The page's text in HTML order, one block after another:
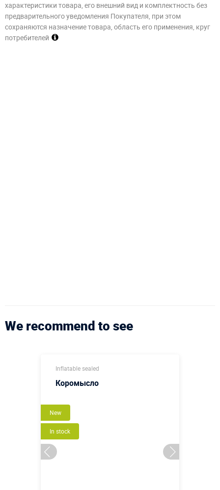
характеристики товара, его внешний вид и комплектность без
предварительного уведомления Покупателя, при этом
сохраняются назначение товара, область его применения, круг
потребителей
We recommend to see
Inflatable sealed
Коромысло
New
In stock